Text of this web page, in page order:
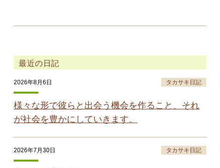
最近の日記
2026年8月6日 タカサキ日記
様々な形で彼らと出会う機会を作ること、それ
が社会を豊かにしていきます。
2026年7月30日 タカサキ日記